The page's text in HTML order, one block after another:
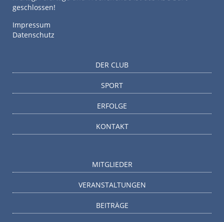
geschlossen!
Impressum
Datenschutz
DER CLUB
SPORT
ERFOLGE
KONTAKT
MITGLIEDER
VERANSTALTUNGEN
BEITRÄGE